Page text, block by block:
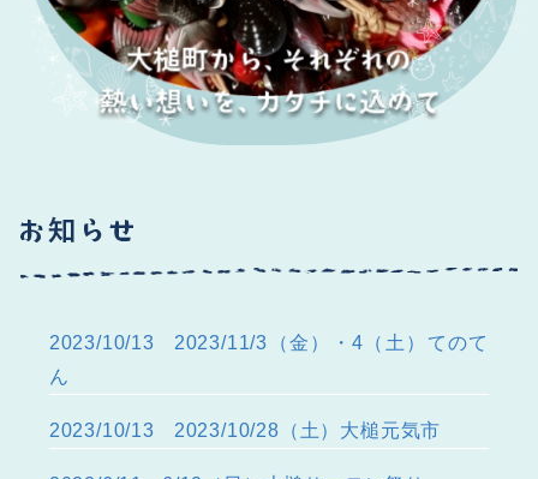
2023/10/13
2023/11/3（金）・4（土）てのて
ん
2023/10/13 2023/10/28（土）大槌元気市